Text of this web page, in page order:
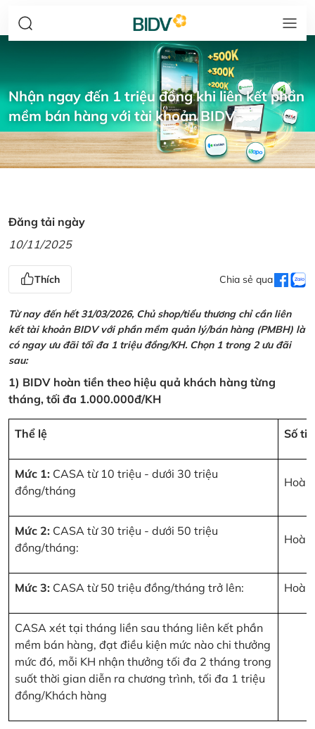
Nhận ngay đến 1 triệu đồng khi liên kết phần
mềm bán hàng với tài khoản BIDV
Đăng tải ngày
10/11/2025
Thích Chia sẻ qua
Từ nay đến hết 31/03/2026, Chủ shop/tiểu thương chỉ cần liên
kết tài khoản BIDV với phần mềm quản lý/bán hàng (PMBH) là
có ngay ưu đãi tối đa 1 triệu đồng/KH. Chọn 1 trong 2 ưu đãi
sau:
1) BIDV hoàn tiền theo hiệu quả khách hàng từng
tháng, tối đa 1.000.000đ/KH
Thể lệ Số
Mức 1: CASA từ 10 triệu - dưới 30 triệu
đồng/tháng
Mức 2: CASA từ 30 triệu - dưới 50 triệu
đồng/tháng:
Mức 3: CASA từ 50 triệu đồng/tháng trở lên:
CASA xét tại tháng liền sau tháng liên kết phần
mềm bán hàng, đạt điều kiện mức nào chi thưởng
mức đó, mỗi KH nhận thưởng tối đa 2 tháng trong
suốt thời gian diễn ra chương trình, tối đa 1 triệu
đồng/Khách hàng